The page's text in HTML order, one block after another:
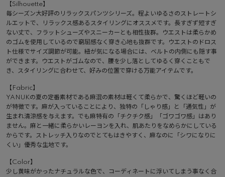
【Silhouette】
毎シーズン大好評のリラックスパンツシリーズ。程よいゆるさのストレートシ
ルエットで、リラックス感あるスタイリングにオススメです。長すぎず短すぎ
ない丈で、フラットシューズやスニーカーとも相性抜群。ウエストは柔らかめ
のゴムを使用しているので窮屈感なく穿き心地も抜群です。ウエストのドロス
ト仕様でサイズ調節が可能。紐が気になる場合には、ベルトの内側にも隠す事
ができます。ウエストがゴムなので、腰を少し落としてゆるく穿くこともで
き、スタイリングに合わせて、好みの位置で穿ける万能アイテムです。
【Fabric】
YANUKの夏の定番素材である麻混の素材は軽くて柔らかで、驚くほど軽いの
が特徴です。麻が入っていることにより、独特の「しゃり感」と「通気性」が
生まれ清涼感を与えます。でも麻特有の「チクチク感」「ゴワゴワ感」はあり
ません。麻と一緒に柔らかいレーヨンを入れ、肌あたりをなめらかにしている
からです。ストレッチ入りなのでとてもはきやすく、麻なのに「シワになりに
くい」優秀な生地です。
【Color】
少し黄味がかったナチュラルな色で、コーディネートに浮いてしまう事なく合